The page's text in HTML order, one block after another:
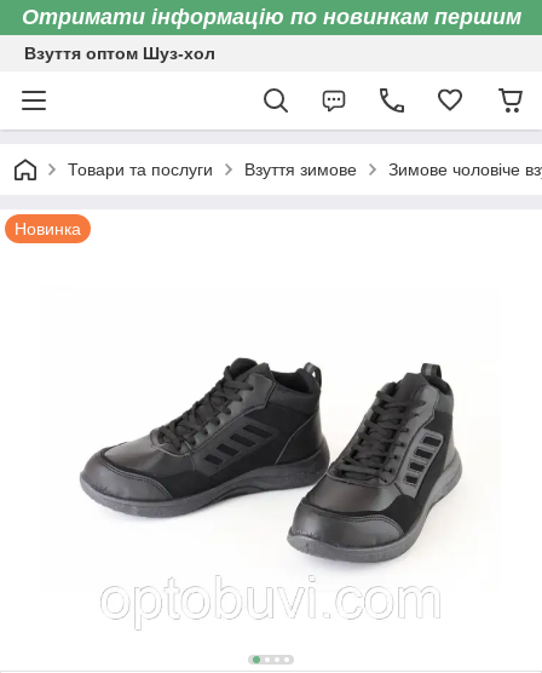
Отримати інформацію по новинкам першим
Взуття оптом Шуз-хол
Товари та послуги Взуття зимове Зимове чоловіче
Новинка